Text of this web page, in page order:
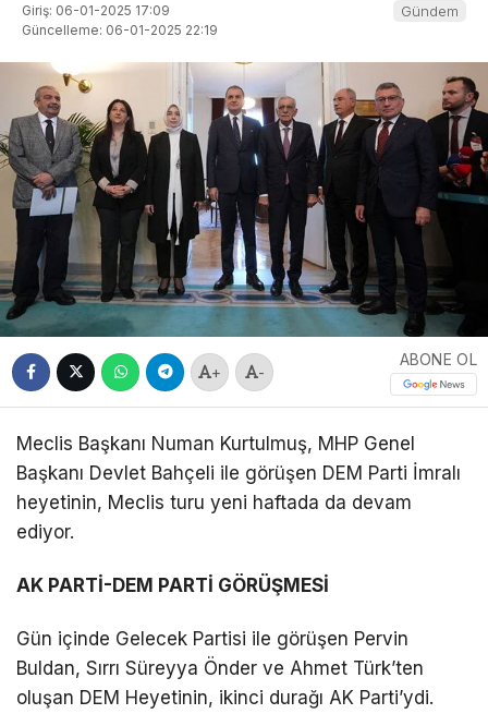
Giriş: 06-01-2025 17:09
Güncelleme: 06-01-2025 22:19
Gündem
+ -
ABONE OL
Meclis Başkanı Numan Kurtulmuş, MHP Genel
Başkanı Devlet Bahçeli ile görüşen DEM Parti İmralı
heyetinin, Meclis turu yeni haftada da devam
ediyor.
AK PARTİ-DEM PARTİ GÖRÜŞMESİ
Gün içinde Gelecek Partisi ile görüşen Pervin
Buldan, Sırrı Süreyya Önder ve Ahmet Türk’ten
oluşan DEM Heyetinin, ikinci durağı AK Parti’ydi.